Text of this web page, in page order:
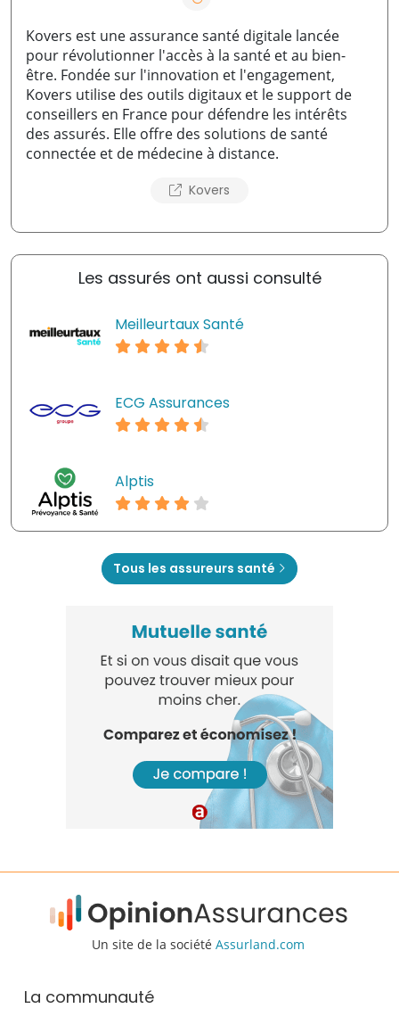
Kovers est une assurance santé digitale lancée
pour révolutionner l'accès à la santé et au bien-
être. Fondée sur l'innovation et l'engagement,
Kovers utilise des outils digitaux et le support de
conseillers en France pour défendre les intérêts
des assurés. Elle offre des solutions de santé
connectée et de médecine à distance.
Kovers
Les assurés ont aussi consulté
Meilleurtaux Santé
ECG Assurances
Alptis
Tous les assureurs santé
Un site de la société Assurland.com
La communauté